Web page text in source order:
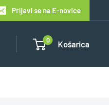
Prijavi se na E-novice
0 Košarica